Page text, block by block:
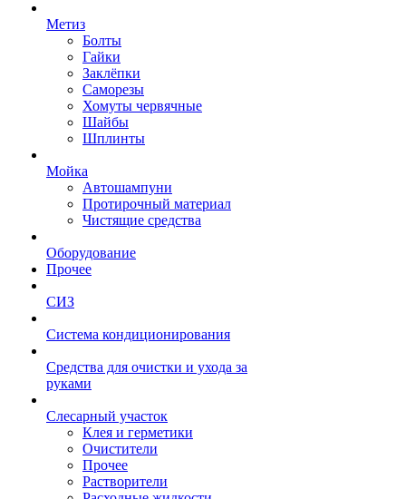
Метиз
Болты
Гайки
Заклёпки
Саморезы
Хомуты червячные
Шайбы
Шплинты
Мойка
Автошампуни
Протирочный материал
Чистящие средства
Оборудование
Прочее
СИЗ
Система кондиционирования
Средства для очистки и ухода за
руками
Слесарный участок
Клея и герметики
Очистители
Прочее
Растворители